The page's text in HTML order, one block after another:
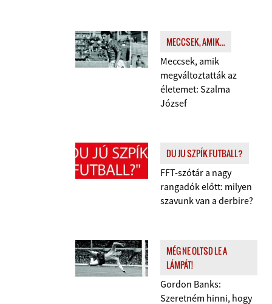
MECCSEK, AMIK...
Meccsek, amik
megváltoztatták az
életemet: Szalma
József
DU JU SZPÍK FUTBALL?
FFT-szótár a nagy
rangadók előtt: milyen
szavunk van a derbire?
MÉG NE OLTSD LE A
LÁMPÁT!
Gordon Banks:
Szeretném hinni, hogy